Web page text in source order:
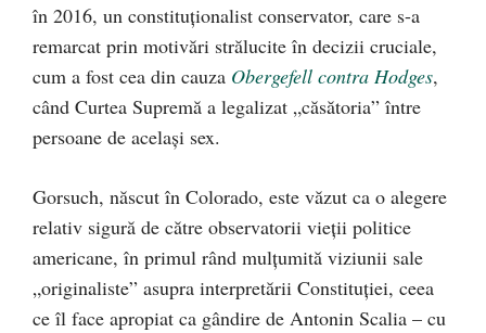
în 2016, un constituționalist conservator, care s-a
remarcat prin motivări strălucite în decizii cruciale,
cum a fost cea din cauza Obergefell contra Hodges,
când Curtea Supremă a legalizat „căsătoria” între
persoane de același sex.
Gorsuch, născut în Colorado, este văzut ca o alegere
relativ sigură de către observatorii vieții politice
americane, în primul rând mulțumită viziunii sale
„originaliste” asupra interpretării Constituției, ceea
ce îl face apropiat ca gândire de Antonin Scalia – cu